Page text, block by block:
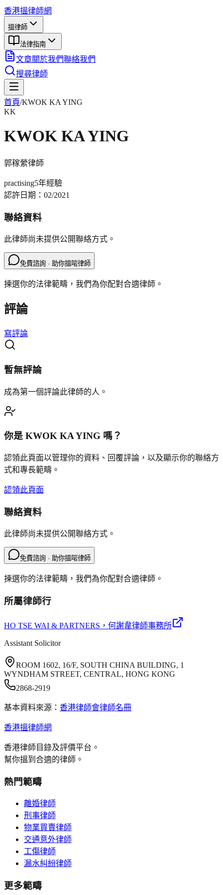
香港搵律師網
搵律師
法律指南
文章關於我們聯絡我們
搜尋律師
首頁/KWOK KA YING
KK
KWOK KA YING
郭稼縈律師
practising5年經驗
認許日期： 02/2021
聯絡資料
此律師尚未提供公開聯絡方式。
免費諮詢 · 助你搵啱律師
揀選你的法律範疇，我們為你配對合適律師。
評論
寫評論
暫無評論
成為第一個評論此律師的人。
你是 KWOK KA YING 嗎？
認領此頁面以管理你的資料、回覆評論，以及顯示你的聯絡方
式和專長範疇。
認領此頁面
聯絡資料
此律師尚未提供公開聯絡方式。
免費諮詢 · 助你搵啱律師
揀選你的法律範疇，我們為你配對合適律師。
所屬律師行
HO TSE WAI & PARTNERS ，何謝韋律師事務所
Assistant Solicitor
ROOM 1602, 16/F, SOUTH CHINA BUILDING, 1
WYNDHAM STREET, CENTRAL, HONG KONG
2868-2919
基本資料來源： 香港律師會律師名冊
香港搵律師網
香港律師目錄及評價平台。
幫你搵到合適的律師。
熱門範疇
離婚律師
刑事律師
物業買賣律師
交通意外律師
工傷律師
漏水糾紛律師
更多範疇